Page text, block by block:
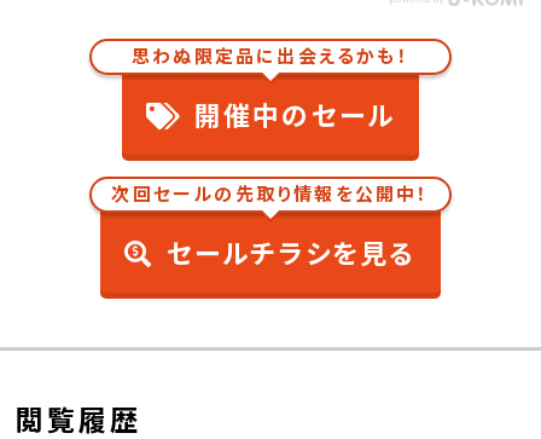
思わぬ限定品に出会えるかも！
開催中のセール
次回セールの先取り情報を公開中！
セールチラシを見る
閲覧履歴